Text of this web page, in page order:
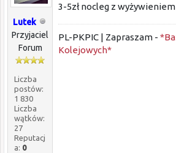
Lutek
Przyjaciel
Forum
Liczba
postów:
1 830
Liczba
wątków:
27
Reputacj
a: 0
3-5zł nocleg z wyżywieniem
PL-PKPIC | Zapraszam -
Kolejowych*